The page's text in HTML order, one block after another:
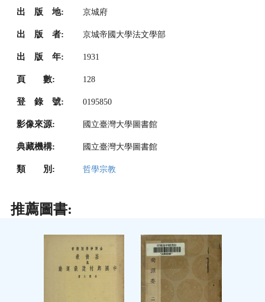
出 版 地: 京城府
出 版 者: 京城帝國大學法文學部
出 版 年: 1931
頁 數: 128
登 錄 號: 0195850
影像來源: 國立臺灣大學圖書館
典藏機構: 國立臺灣大學圖書館
類 別: 哲學宗教
推薦圖書: